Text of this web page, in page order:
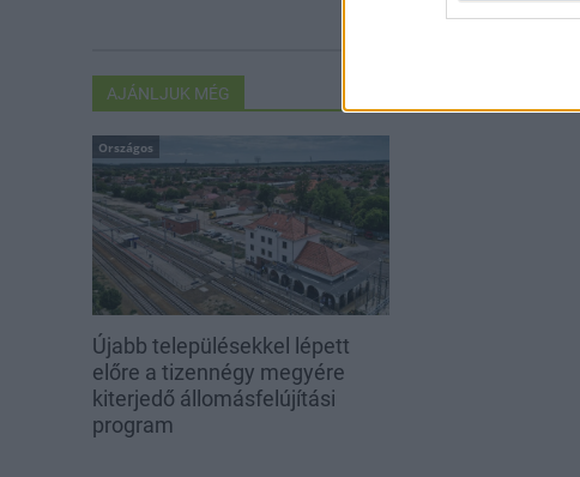
AJÁNLJUK MÉG
Országos
Újabb településekkel lépett
előre a tizennégy megyére
kiterjedő állomásfelújítási
program